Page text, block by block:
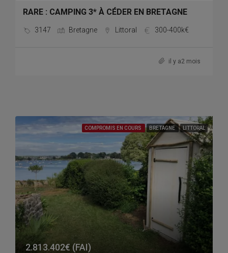
RARE : CAMPING 3* À CÉDER EN BRETAGNE
3147 Bretagne Littoral 300-400k€
il y a2 mois
COMPROMIS EN COURS BRETAGNE LITTORAL
2.813.402€ (FAI)